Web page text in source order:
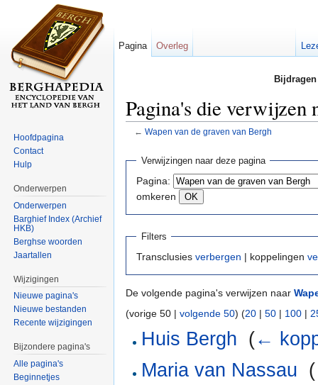
Pagina's die verwijzen
← Wapen van de graven van Bergh
Verwijzingen naar deze pagina
Pagina:
omkeren
Filters
Transclusies verbergen | koppelingen
De volgende pagina's verwijzen naar
(vorige 50 | volgende 50) (20 | 50 | 100 |
Huis Bergh (←
Maria van Nassau (
Pagina Overleg
Hoofdpagina
Contact
Hulp
Onderwerpen
Onderwerpen
Barghief Index (Archief
HKB)
Berghse woorden
Jaartallen
Wijzigingen
Nieuwe pagina's
Nieuwe bestanden
Recente wijzigingen
Bijzondere pagina's
Alle pagina's
Beginnetjes